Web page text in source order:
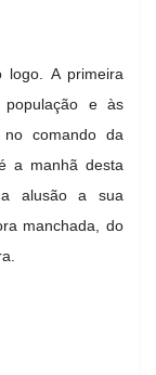
logo. A primeira
e às
comando da
a manhã desta
alusão a sua
manchada, do